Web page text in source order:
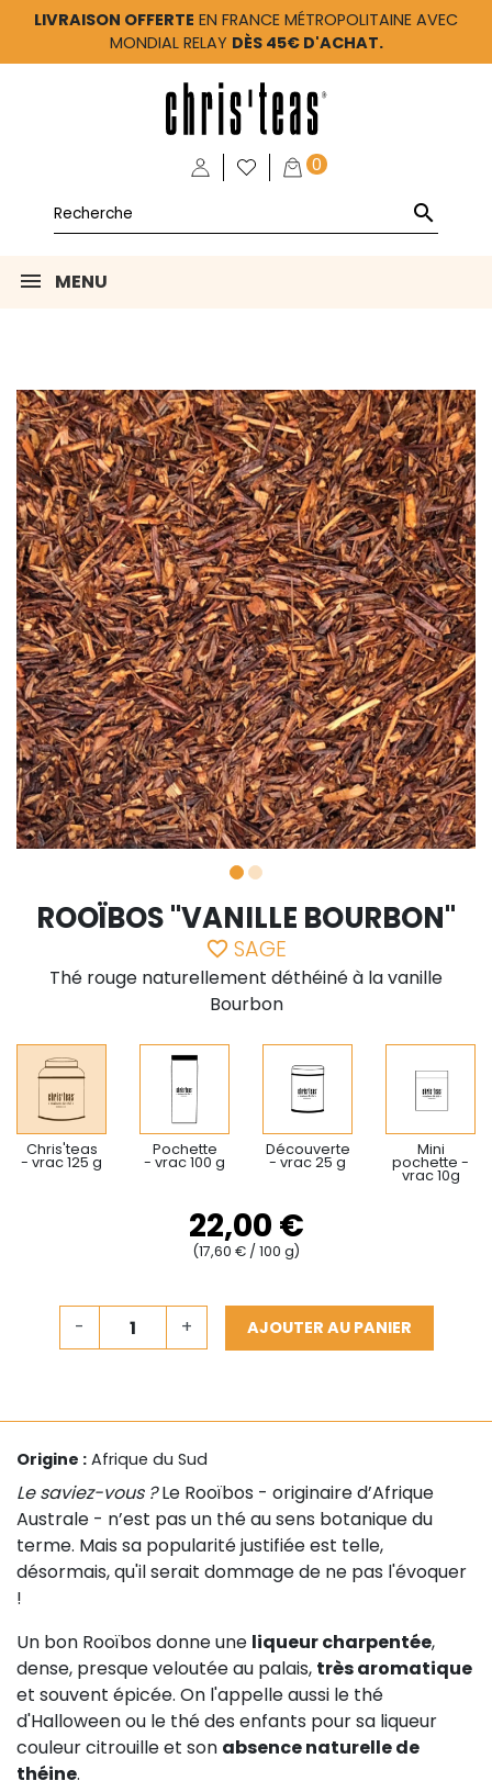
LIVRAISON OFFERTE EN FRANCE MÉTROPOLITAINE AVEC
MONDIAL RELAY DÈS 45€ D'ACHAT.
0

MENU
ROOÏBOS "VANILLE BOURBON"
favorite_border SAGE
Thé rouge naturellement déthéiné à la vanille
Bourbon
Chris'teas
- vrac 125 g
Pochette
- vrac 100 g
Découverte
- vrac 25 g
Mini
pochette -
vrac 10g
22,00 €
(17,60 € / 100 g)
- + AJOUTER AU PANIER
Origine : Afrique du Sud
Le saviez-vous ?Le Rooïbos - originaire d’Afrique
Australe - n’est pas un thé au sens botanique du
terme. Mais sa popularité justifiée est telle,
désormais, qu'il serait dommage de ne pas l'évoquer
!
Un bon Rooïbos donne une liqueur charpentée,
dense, presque veloutée au palais, très aromatique
et souvent épicée. On l'appelle aussi le thé
d'Halloween ou le thé des enfants pour sa liqueur
couleur citrouille et son absence naturelle de
théine.